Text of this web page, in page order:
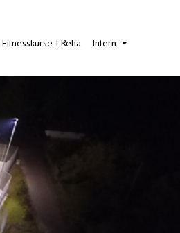
Fitnesskurse I Reha Intern